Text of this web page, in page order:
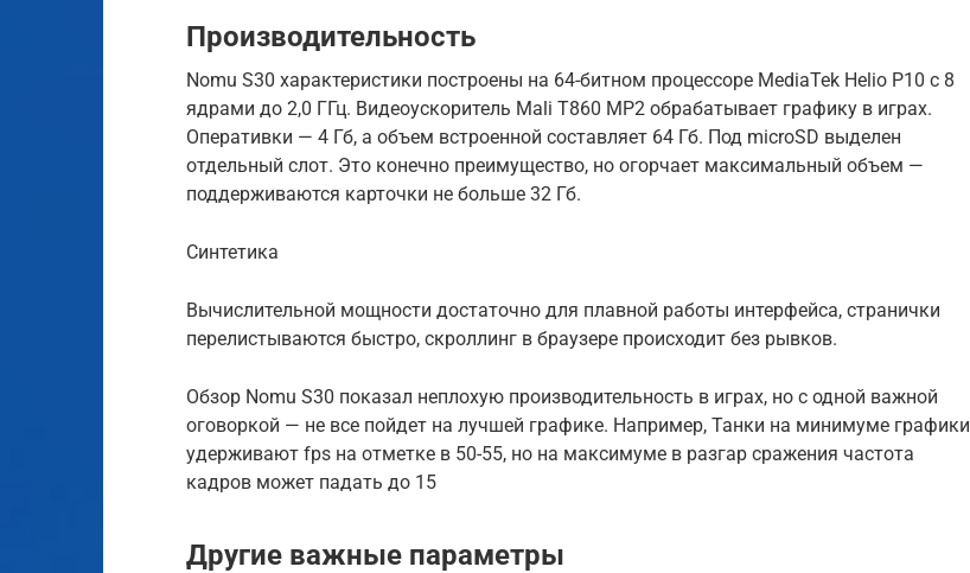
Производительность
Nomu S30 характеристики построены на 64-битном процессоре MediaTek Helio P10 с 8
ядрами до 2,0 ГГц. Видеоускоритель Mali T860 MP2 обрабатывает графику в играх.
Оперативки — 4 Гб, а объем встроенной составляет 64 Гб. Под microSD выделен
отдельный слот. Это конечно преимущество, но огорчает максимальный объем —
поддерживаются карточки не больше 32 Гб.
Синтетика
Вычислительной мощности достаточно для плавной работы интерфейса, странички
перелистываются быстро, скроллинг в браузере происходит без рывков.
Обзор Nomu S30 показал неплохую производительность в играх, но с одной важной
оговоркой — не все пойдет на лучшей графике. Например, Танки на минимуме графики
удерживают fps на отметке в 50-55, но на максимуме в разгар сражения частота
кадров может падать до 15
Другие важные параметры